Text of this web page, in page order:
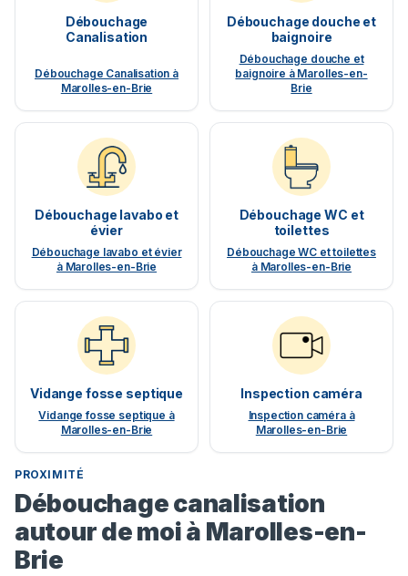
Débouchage
Canalisation
Débouchage Canalisation à
Marolles-en-Brie
Débouchage douche et
baignoire
Débouchage douche et
baignoire à Marolles-en-
Brie
Débouchage lavabo et
évier
Débouchage lavabo et évier
à Marolles-en-Brie
Débouchage WC et
toilettes
Débouchage WC et toilettes
à Marolles-en-Brie
Vidange fosse septique
Vidange fosse septique à
Marolles-en-Brie
Inspection caméra
Inspection caméra à
Marolles-en-Brie
PROXIMITÉ
Débouchage canalisation
autour de moi à Marolles-en-
Brie